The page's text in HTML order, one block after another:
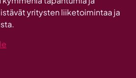
yritysten liiketoimintaa ja